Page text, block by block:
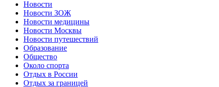
Новости
Новости ЗОЖ
Новости медицины
Новости Москвы
Новости путешествий
Образование
Общество
Около спорта
Отдых в России
Отдых за границей